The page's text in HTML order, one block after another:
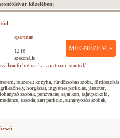
közelében:
apartman
MEGNÉZEM »
12 fő
szezonális
marika_apartman_szantod/
felszerelt konyha, fürdőszobás szoba, fürdőszobás
horgászat, ingyenes parkolás, játszótér,
szobák, pénzváltás, saját kert, saját parkoló,
uszoda, zárt parkoló, zuhanyozós szobák,